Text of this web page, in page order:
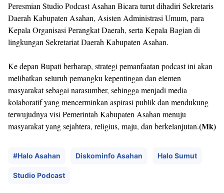
Peresmian Studio Podcast Asahan Bicara turut dihadiri Sekretaris
Daerah Kabupaten Asahan, Asisten Administrasi Umum, para
Kepala Organisasi Perangkat Daerah, serta Kepala Bagian di
lingkungan Sekretariat Daerah Kabupaten Asahan.
Ke depan Bupati berharap, strategi pemanfaatan podcast ini akan
melibatkan seluruh pemangku kepentingan dan elemen
masyarakat sebagai narasumber, sehingga menjadi media
kolaboratif yang mencerminkan aspirasi publik dan mendukung
terwujudnya visi Pemerintah Kabupaten Asahan menuju
masyarakat yang sejahtera, religius, maju, dan berkelanjutan.(Mk)
#Halo Asahan Diskominfo Asahan Halo Sumut
Studio Podcast